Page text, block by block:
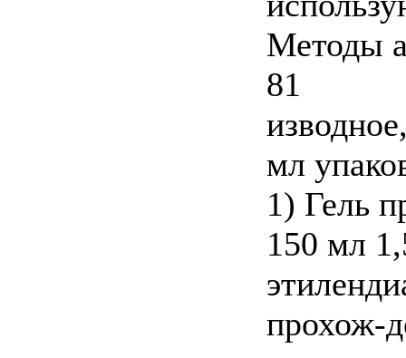
Методы
81
мл
1) Гель
150 мл
прохож-